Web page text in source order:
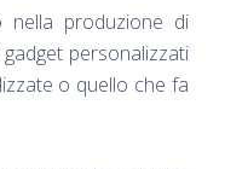
produzione di
personalizzati
o quello che fa